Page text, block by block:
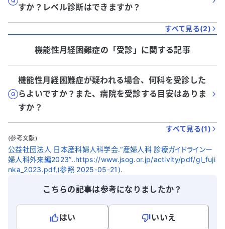
すか？レベル診断はできますか？
すべて見る(2)
機能性月経困難症の「受診 」に関する記事
機能性月経困難症が疑われる場合、何科を受診した
らよいですか？また、病院を受診する目安はありま
すか？
すべて見る(1)
(参考文献)
公益社団法人 日本産科婦人科学会.“産婦人科 診療ガイドラインー
婦人科外来編2023”..https://www.jsog.or.jp/activity/pdf/gl_fuji
nka_2023.pdf,(参照 2025-05-21).
こちらの記事は参考になりましたか？
はい
いいえ